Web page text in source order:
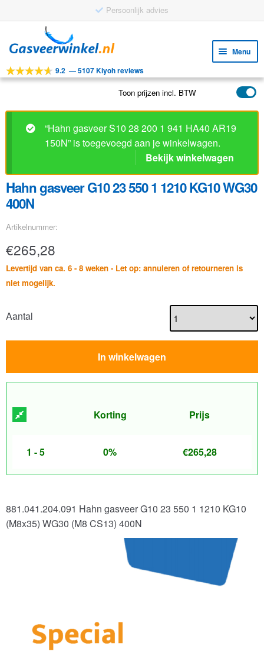
Persoonlijk advies
door
navigatie
naar
inhoud
Menu
Tools
Toepassingen
Klantenservice
9.2 —5107 Kiyoh reviews
Toon prijzen incl. BTW
“Hahn gasveer S10 28 200 1 941 HA40 AR19
150N” is toegevoegd aan je winkelwagen.
Bekijk winkelwagen
Hahn gasveer G10 23 550 1 1210 KG10 WG30
400N
Artikelnummer:
€265,28
Levertijd van ca. 6 - 8 weken - Let op: annuleren of retourneren is
niet mogelijk.
Aantal
In winkelwagen
Korting Prijs
1 - 5 0% €265,28
881.041.204.091 Hahn gasveer G10 23 550 1 1210 KG10
(M8x35) WG30 (M8 CS13) 400N